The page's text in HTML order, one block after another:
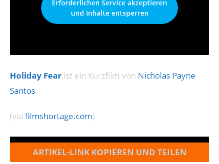
Erforderlichen Service akzeptieren
und Inhalte entsperren
Holiday Fear ist ein Kurzfilm von Nicholas Payne
Santos.
(via filmshortage.com)
ARTIKEL-LINK KOPIEREN UND TEILEN